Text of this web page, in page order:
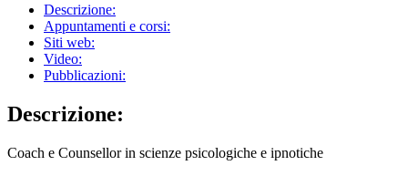
Descrizione:
Appuntamenti e corsi:
Siti web:
Video:
Pubblicazioni:
Descrizione:
Coach e Counsellor in scienze psicologiche e ipnotiche